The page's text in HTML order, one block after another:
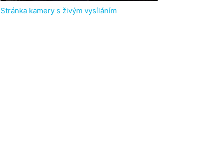
Stránka kamery s živým vysíláním